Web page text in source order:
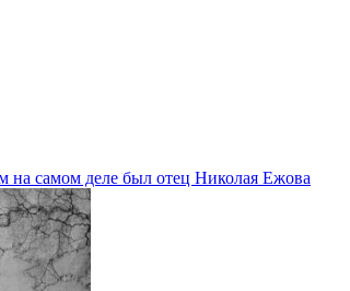
на самом деле был отец Николая Ежова